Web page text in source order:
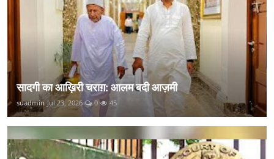
सादगी का आख़िरी चराग़: आलम बदी आज़मी
suadmin Jul 23, 2026 0 45